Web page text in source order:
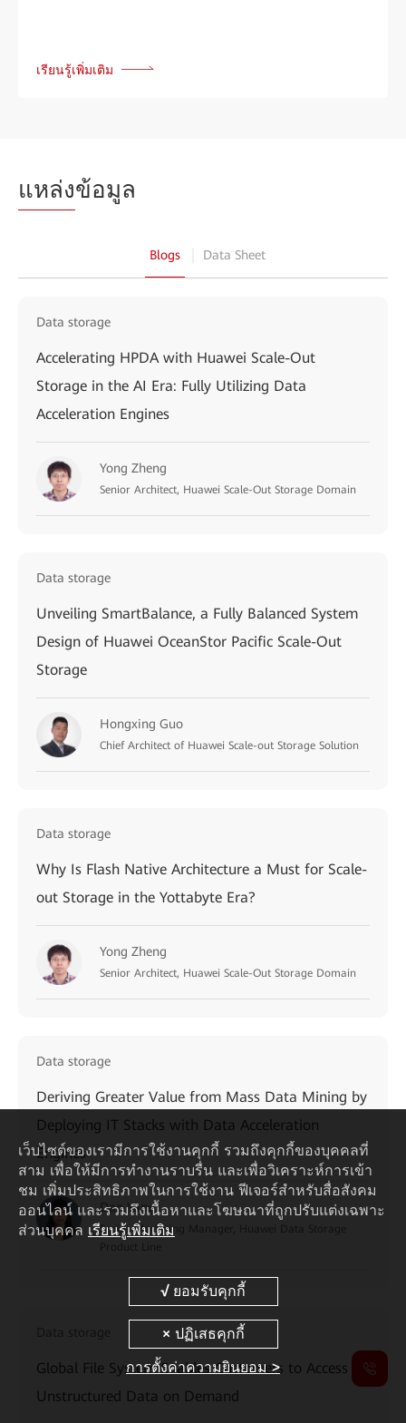
เรียนรู้เพิ่มเติม
แหล่งข้อมูล
Blogs Data Sheet
Data storage
Accelerating HPDA with Huawei Scale-Out
Storage in the AI Era: Fully Utilizing Data
Acceleration Engines
Yong Zheng
Senior Architect, Huawei Scale-Out Storage Domain
Data storage
Unveiling SmartBalance, a Fully Balanced System
Design of Huawei OceanStor Pacific Scale-Out
Storage
Hongxing Guo
Chief Architect of Huawei Scale-out Storage Solution
Data storage
Why Is Flash Native Architecture a Must for Scale-
out Storage in the Yottabyte Era?
Yong Zheng
Senior Architect, Huawei Scale-Out Storage Domain
Data storage
Deriving Greater Value from Mass Data Mining by
Deploying IT Stacks with Data Acceleration
Engines
Dan Yang
Senior Marketing Manager, Huawei Data Storage
Global File System Enables Customers to Access
Unstructured Data on Demand
เว็บไซต์ของเรามีการใช้งานคุกกี้ รวมถึงคุกกี้ของบุคคลที่
สาม เพื่อให้มีการทำงานราบรื่น และเพื่อวิเคราะห์การเข้า
ชม เพิ่มประสิทธิภาพในการใช้งาน ฟีเจอร์สำหรับสื่อสังคม
ออนไลน์ และรวมถึงเนื้อหาและโฆษณาที่ถูกปรับแต่งเฉพาะ
ส่วนบุคคล เรียนรู้เพิ่มเติม
การตั้งค่าความยินยอม >